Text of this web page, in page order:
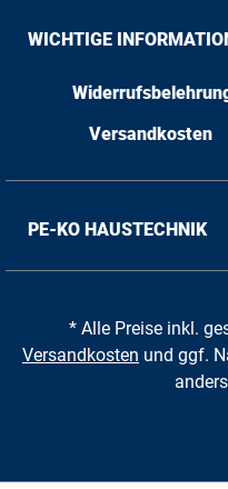
WICHTIGE
Versandkosten
PE-KO HAUSTECHNIK
* Alle Preise inkl.
Versandkosten und ggf.